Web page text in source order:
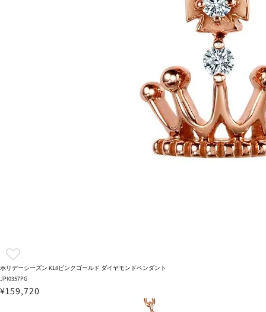
ホリデーシーズン K18ピンクゴールド ダイヤモンドペンダント
JPI0357PG
¥159,720